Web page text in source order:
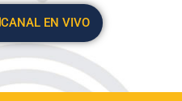
CANAL EN VIVO